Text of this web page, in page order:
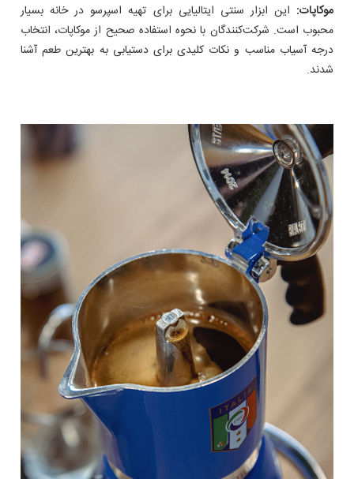
موکاپات: این ابزار سنتی ایتالیایی برای تهیه اسپرسو در خانه بسیار
محبوب است. شرکت‌کنندگان با نحوه استفاده صحیح از موکاپات، انتخاب
درجه آسیاب مناسب و نکات کلیدی برای دستیابی به بهترین طعم آشنا
شدند.